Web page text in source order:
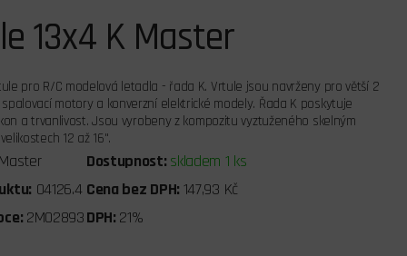
13x4 K Master
pro R/C modelová letadla - řada K. Vrtule jsou navrženy pro větší 2
motory a konverzní elektrické modely. Řada K poskytuje
a trvanlivost. Jsou vyrobeny z kompozitu vyztuženého skelným
12 až 16".
Dostupnost: skladem 1 ks
04126.4 Cena bez DPH: 147,93 Kč
2MO2893DPH: 21%